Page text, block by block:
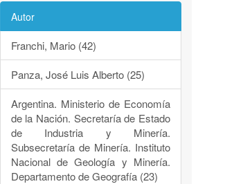
Autor
Franchi, Mario (42)
Panza, José Luis Alberto (25)
Argentina. Ministerio de Economía
de la Nación. Secretaría de Estado
de Industria y Minería.
Subsecretaría de Minería. Instituto
Nacional de Geología y Minería.
Departamento de Geografía (23)